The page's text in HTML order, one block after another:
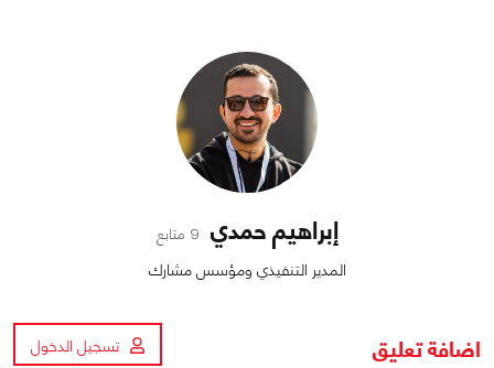
إبراهيم حمدي 9 متابع
المدير التنفيذي ومؤسس مشارك
اضافة تعليق تسجيل الدخول